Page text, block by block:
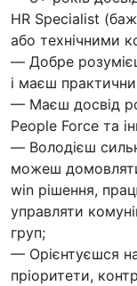
HR Specialist
або технічними
— Добре
і маєш
— Маєш досвід
People Force та
— Володієш
можеш
win рішення,
управляти
груп;
— Орієнтуєшся
пріоритети,